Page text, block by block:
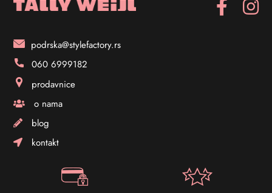
podrska@stylefactory.rs
060 6999182
prodavnice
o nama
blog
kontakt